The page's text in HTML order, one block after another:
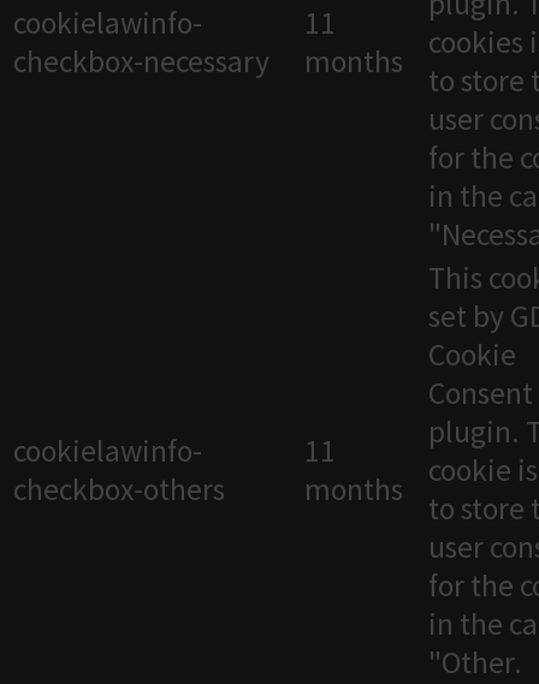
cookielawinfo-
checkbox-necessary
11
months
cookies
to store
user
for the
in the
cookielawinfo-
checkbox-others
11
months
This
set by
Cookie
Consent
plugin.
cookie
to store
user
for the
in the
"Other.